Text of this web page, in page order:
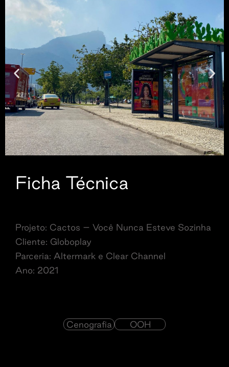
Ficha Técnica
Projeto: Cactos – Você Nunca Esteve Sozinha
Cliente: Globoplay
Parceria: Altermark e Clear Channel
Ano: 2021
Cenografia OOH